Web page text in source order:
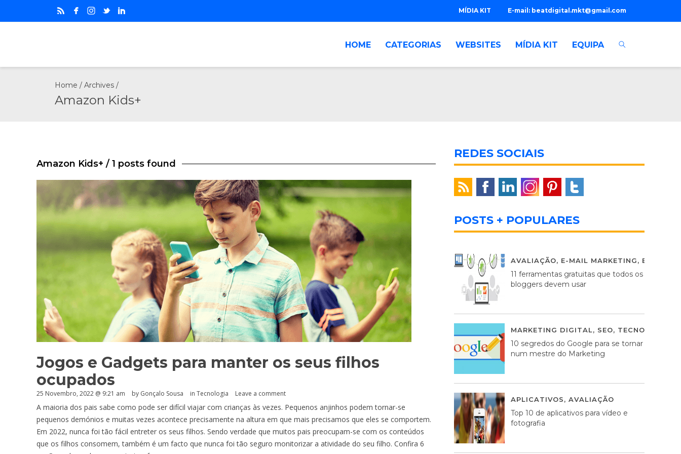
E-mail: beatdigital.mkt@gmail.com
MÍDIA KIT
HOME CATEGORIAS WEBSITES MÍDIA KIT EQUIPA
Home / Archives /
Amazon Kids+
Amazon Kids+ / 1 posts found
Jogos e Gadgets para manter os seus filhos
ocupados
25 Novembro, 2022 @ 9:21 am by Gonçalo Sousa in Tecnologia Leave a comment
A maioria dos pais sabe como pode ser difícil viajar com crianças às vezes. Pequenos anjinhos podem tornar-se
pequenos demónios e muitas vezes acontece precisamente na altura em que mais precisamos que eles se comportem.
Em 2022, nunca foi tão fácil entreter os seus filhos. Sendo verdade que muitos pais preocupam-se com os conteúdos
que os filhos consomem, também é um facto que nunca foi tão seguro monitorizar a atividade do seu filho. Confira 6
REDES SOCIAIS
POSTS + POPULARES
AVALIAÇÃO, E-MAIL MARKETING,
11 ferramentas gratuitas que todos os
bloggers devem usar
MARKETING DIGITAL, SEO, TECNOLOGIA
10 segredos do Google para se tornar
num mestre do Marketing
APLICATIVOS, AVALIAÇÃO
Top 10 de aplicativos para vídeo e
fotografia